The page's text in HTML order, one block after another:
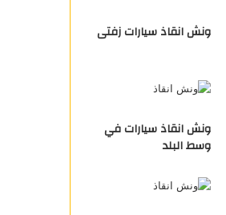
ونش انقاذ سيارات زفتى
ونش انقاذ سيارات في
وسط البلد